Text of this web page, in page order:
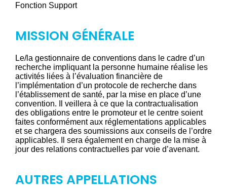
Fonction Support
MISSION GÉNÉRALE
Le/la gestionnaire de conventions dans le cadre d’un
recherche impliquant la personne humaine réalise les
activités liées à l’évaluation financière de
l’implémentation d’un protocole de recherche dans
l’établissement de santé, par la mise en place d’une
convention. Il veillera à ce que la contractualisation
des obligations entre le promoteur et le centre soient
faites conformément aux réglementations applicables
et se chargera des soumissions aux conseils de l’ordre
applicables. Il sera également en charge de la mise à
jour des relations contractuelles par voie d’avenant.
AUTRES APPELLATIONS